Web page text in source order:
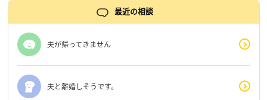
最近の相談
夫が帰ってきません
夫と離婚しそうです。